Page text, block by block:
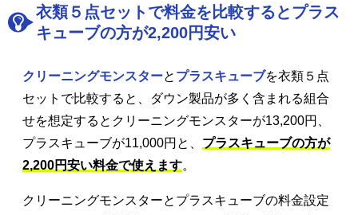
衣類５点セットで料金を比較するとプラス
キューブの方が2,200円安い
クリーニングモンスターと プラスキューブを衣類５点
セットで比較すると、ダウン製品が多く含まれる組合
せを想定するとクリーニングモンスターが13,200円、
プラスキューブが11,000円と、 プラスキューブの方が
2,200円安い料金で使えます。
クリーニングモンスターとプラスキューブの料金設定